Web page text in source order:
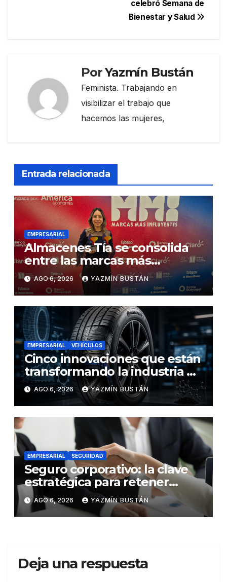
celebró Semana de
Bienestar y Salud
PorYazmín Bustán
Feminista. Trabajando en
visibilizar el trabajo que
hacemos las mujeres,
Entrada relacionada
EMPRESARIAL
Almacenes Tía se consolida
entre las marcas más
influyentes del Ecuador
AGO 6, 2026 YAZMÍN BUSTÁN
EMPRESARIAL VEHÍCULOS
Cinco innovaciones que están
transformando la industria de
los neumáticos y redefinen el
futuro de la movilidad
AGO 6, 2026 YAZMÍN BUSTÁN
EMPRESARIAL SEGURIDAD
Seguro corporativo: la clave
estratégica para retener
talento en Ecuador
AGO 6, 2026 YAZMÍN BUSTÁN
Deja una respuesta